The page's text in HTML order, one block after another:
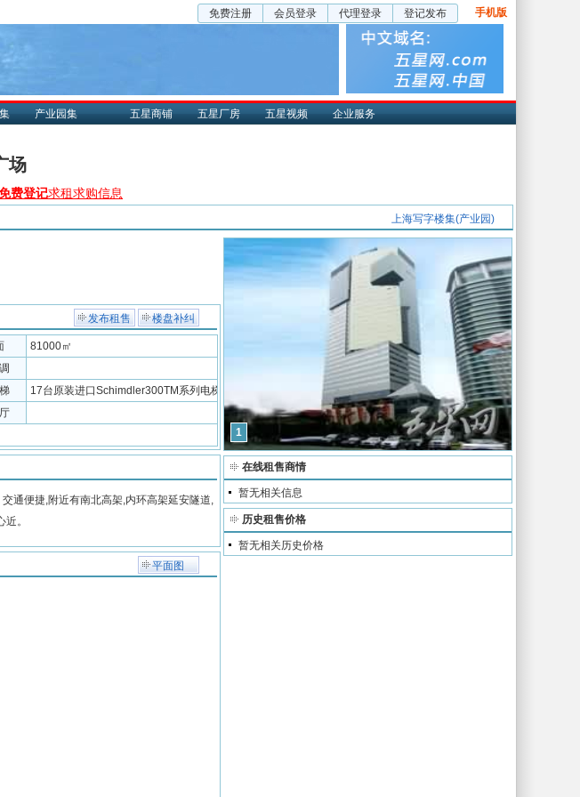
免费注册 会员登录 代理登录 登记发布 手机版
产业园集 五星商铺 五星厂房 五星视频 企业服务
场
费登记求租求购信息
上海写字楼集(产业园)
发布租售
楼盘补纠
81000㎡
17台原装进口Schimdler300TM系列电梯
通便捷,附近有南北高架,内环高架延安隧道,
。
平面图
1
在线租售商情
暂无相关信息
历史租售价格
暂无相关历史价格